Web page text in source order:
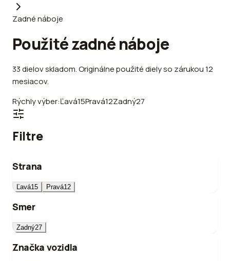
Zadné náboje
Použité zadné náboje
33dielovskladom.Originálne použité diely so zárukou 12
mesiacov.
Rýchly výber:Ľavá15Pravá12Zadný27
Filtre
Strana
Ľavá15 Pravá12
Smer
Zadný27
Značka vozidla